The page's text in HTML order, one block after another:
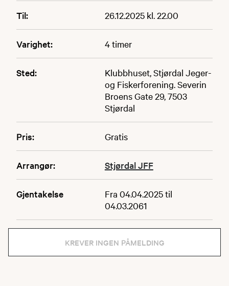
Til: 26.12.2025 kl. 22.00
Varighet: 4 timer
Sted:
Klubbhuset, Stjørdal Jeger-
og Fiskerforening. Severin
Broens Gate 29, 7503
Stjørdal
Pris: Gratis
Arrangør: Stjørdal JFF
Gjentakelse
Fra 04.04.2025 til
04.03.2061
KREVER INGEN PÅMELDING